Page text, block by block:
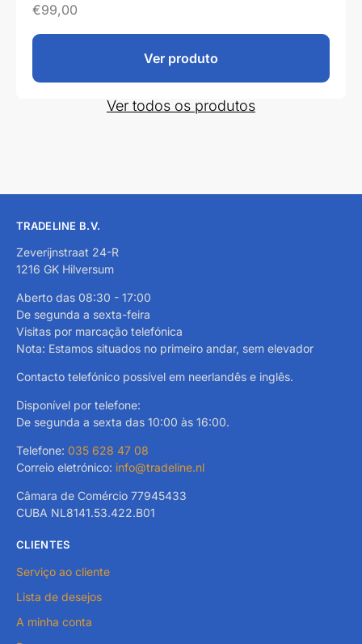
€99,00
Ver produto
Ver todos os produtos
TRADELINE B.V.
Zeverijnstraat 24-R
1216 GK Hilversum
Aberto das 08:30 - 17:00
De segunda a sexta-feira
Visitas por marcação telefónica
Nota: Estamos situados no primeiro andar, sem elevador
Contacto telefónico possível em neerlandês e inglês.
Disponível por telefone:
De segunda a sexta das 10:00 às 16:00.
Telefone: 035 628 47 08
Correio eletrónico: info@tradeline.nl
Câmara de Comércio 77945433
CUBA NL8141.53.422.B01
CLIENTES
Serviço ao cliente
Lista de desejos
A minha conta